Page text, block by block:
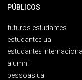
PÚBLICOS
futuros estudantes
estudantes ua
estudantes
alumni
pessoas ua